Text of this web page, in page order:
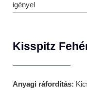
igényel
Kisspitz
Anyagi ráfordítás: